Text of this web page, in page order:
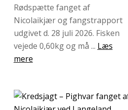
Rødspætte fanget af
Nicolaikjær og fangstrapport
udgivet d. 28 juli 2026. Fisken
vejede 0,60kg og må ... Læs
mere